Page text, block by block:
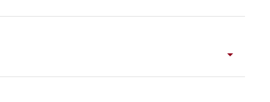
arrow_drop_down